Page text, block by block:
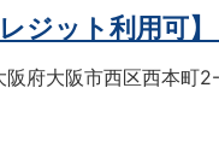
レジット利用可
阪府大阪市西区西本町